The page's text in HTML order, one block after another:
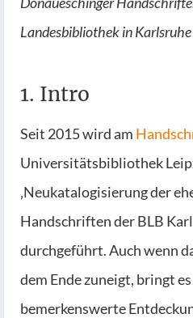
Landesbibliothek in
1. Intro
Seit 2015 wird am
Universitätsbibliothek
‚Neukatalogisierung der
Handschriften der BLB
durchgeführt. Auch wenn
dem Ende zuneigt, bringt
bemerkenswerte